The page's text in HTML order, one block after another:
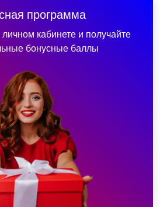
программа
кабинете и получайте
бонусные баллы